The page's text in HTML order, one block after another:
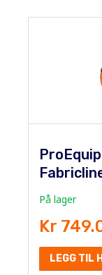
På lager
Kr
LEGG TIL